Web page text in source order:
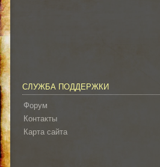
СЛУЖБА ПОДДЕРЖКИ
Форум
Контакты
Карта сайта